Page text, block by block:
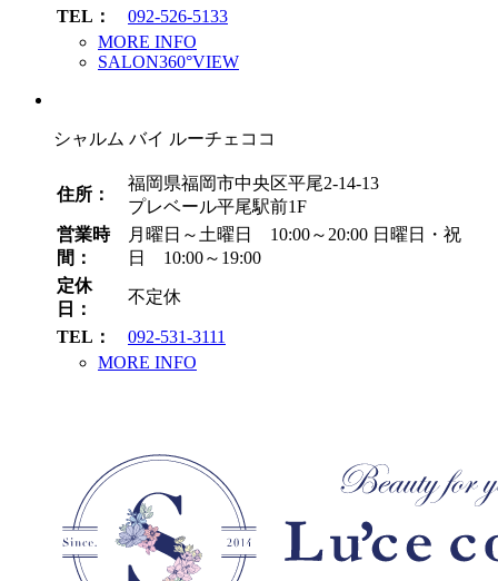
TEL：
092-526-5133
MORE INFO
SALON360°VIEW
シャルム バイ ルーチェココ
住所：
福岡県福岡市中央区平尾2-14-13
プレベール平尾駅前1F
営業時
間：
月曜日～土曜日 10:00～20:00 日曜日・祝
日 10:00～19:00
定休
日：
不定休
TEL：
092-531-3111
MORE INFO